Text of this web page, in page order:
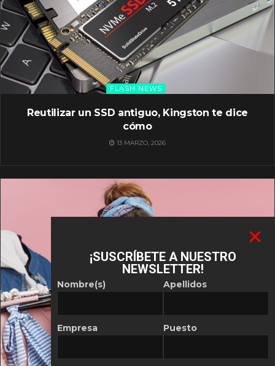
FLASH NEWS
Reutilizar un SSD antiguo, Kingston te dice
cómo
13 MARZO, 2026
¡SUSCRÍBETE A NUESTRO
NEWSLETTER!
Nombre(s)
Empresa
Apellidos
Puesto